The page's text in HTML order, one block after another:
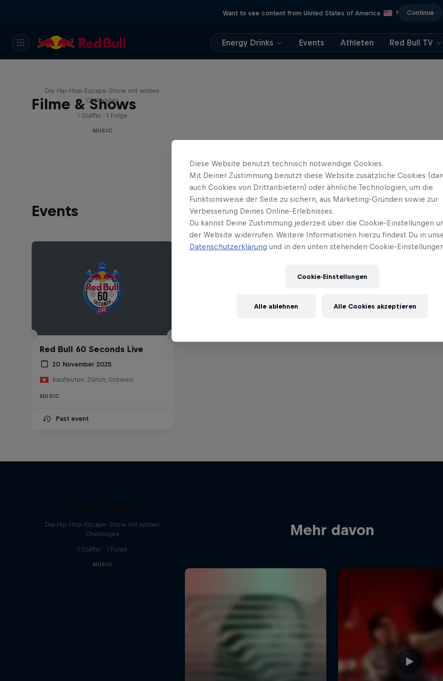
Want to see content from United States of America ? Continue
Energy Drinks Events Athleten Red Bull TV
Filme & Shows
Die Hip-Hop-Escape-Show mit wilden
Challenges
1 Staffel · 1 Folge
MUSIC
Events
Red Bull 60 Seconds Live
20 November 2025
Kaufleuten, Zürich, Schweiz
MUSIC
Past event
Mehr davon
Die Hip-Hop-Escape-Show mit wilden
Challenges
1 Staffel · 1 Folge
MUSIC
Diese Website benutzt technisch notwendige Cookies.
Mit Deiner Zustimmung benutzt diese Website zusätzliche Cookies
auch Cookies von Drittanbietern) oder ähnliche Technologien, um die
Funktionsweise der Seite zu sichern, aus Marketing-Gründen sowie zur
Verbesserung Deines Online-Erlebnisses.
Du kannst Deine Zustimmung jederzeit über die Cookie-Einstellungen
der Website widerrufen. Weitere Informationen hierzu findest Du in
Datenschutzerklärung und in den unten stehenden Cookie-
Cookie-Einstellungen
Alle ablehnen Alle Cookies akzeptieren